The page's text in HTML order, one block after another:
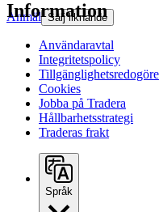
Anmäl Sälj liknande
Information
Användaravtal
Integritetspolicy
Cookies
Jobba på Tradera
Hållbarhetsstrategi
Traderas frakt
Språk